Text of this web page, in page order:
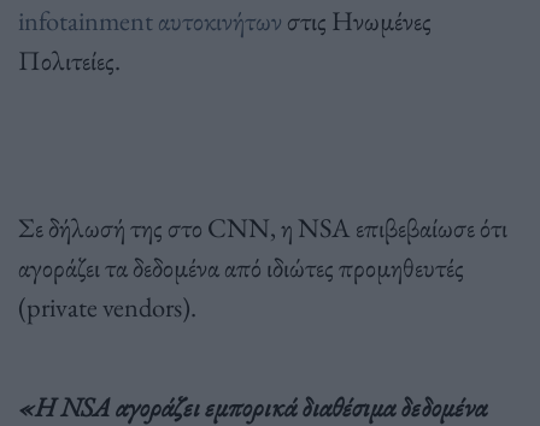
infotainment αυτοκινήτων στις Ηνωμένες
Πολιτείες.
Σε δήλωσή της στο CNN, η NSA επιβεβαίωσε ότι
αγοράζει τα δεδομένα από ιδιώτες προμηθευτές
(private vendors).
«Η NSA αγοράζει εμπορικά διαθέσιμα δεδομένα